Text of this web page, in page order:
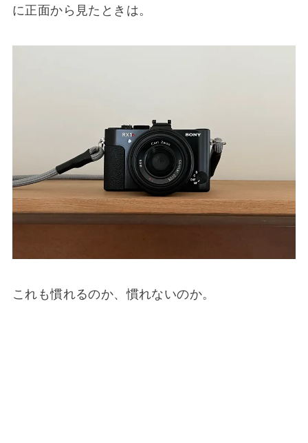
に正面から見たときは。
これも慣れるのか、慣れないのか。